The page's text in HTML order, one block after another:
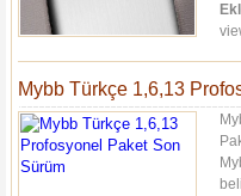
Mybb Türkçe 1,6,13